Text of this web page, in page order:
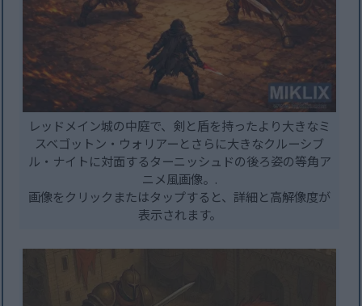
レッドメイン城の中庭で、剣と盾を持ったより大きなミ
スベゴットン・ウォリアーとさらに大きなクルーシブ
ル・ナイトに対面するターニッシュドの後ろ姿の等角ア
ニメ風画像。.
画像をクリックまたはタップすると、詳細と高解像度が
表示されます。